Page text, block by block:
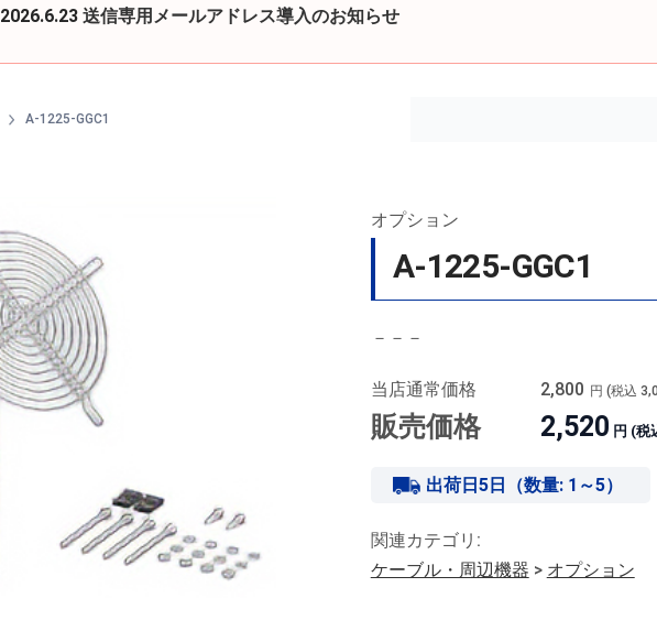
2026.6.23送信専用メールアドレス導入のお知らせ
A-1225-GGC1
オプション
A-1225-GGC1
－－－
当店通常価格 2,800 円 (税込
販売価格 2,520 円 (税
出荷日5日（数量: 1～5）
関連カテゴリ:
ケーブル・周辺機器 > オプション